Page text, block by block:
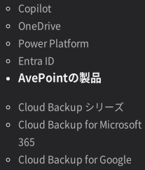
Copilot
OneDrive
Power Platform
Entra ID
AvePointの製品
Cloud Backup シリーズ
Cloud Backup for Microsoft
365
Cloud Backup for Google